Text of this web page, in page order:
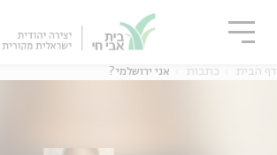
דף הבית כתבות אני ירושלמי?
סגור